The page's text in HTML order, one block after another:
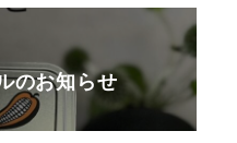
のお知らせ